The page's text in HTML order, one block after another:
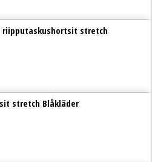
riipputaskushortsit stretch
stretch Blåkläder